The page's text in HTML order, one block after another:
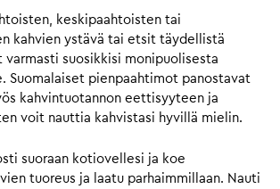
keskipaahtoisten tai
kahvien ystävä tai etsit täydellistä
varmasti suosikkisi monipuolisesta
Suomalaiset pienpaahtimot panostavat
kahvintuotannon eettisyyteen ja
voit nauttia kahvistasi hyvillä mielin.
suoraan kotiovellesi ja koe
tuoreus ja laatu parhaimmillaan. Nauti